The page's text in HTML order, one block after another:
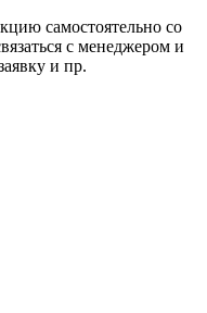
самостоятельно со
с менеджером и
и пр.